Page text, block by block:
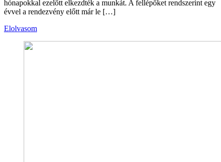
hónapokkal ezelőtt elkezdték a munkát. A fellépőket rendszerint egy
évvel a rendezvény előtt már le […]
Elolvasom